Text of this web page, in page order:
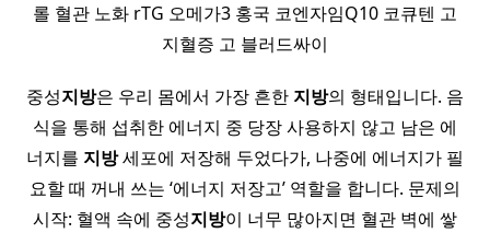
롤 혈관 노화 rTG 오메가3 홍국 코엔자임Q10 코큐텐 고
지혈증 고 블러드싸이
중성지방은 우리 몸에서 가장 흔한 지방의 형태입니다. 음
식을 통해 섭취한 에너지 중 당장 사용하지 않고 남은 에
너지를 지방세포에 저장해 두었다가, 나중에 에너지가 필
요할 때 꺼내 쓰는 ‘에너지 저장고’ 역할을 합니다. 문제의
시작: 혈액 속에 중성지방이 너무 많아지면 혈관 벽에 쌓